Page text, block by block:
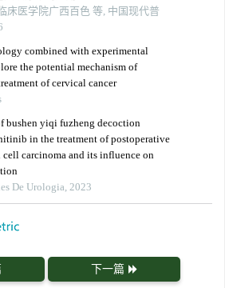
床医学院广西百色 等, 中国现代普
combined with experimental
the potential mechanism of
of cervical cancer
bushen yiqi fuzheng decoction
in the treatment of postoperative
carcinoma and its influence on
De Urologia, 2023
下一篇